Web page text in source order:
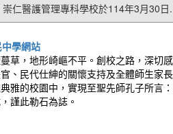
仁醫護管理專科學校於114年3月30日
草，地形崎嶇不平。創校之路，深切
、民代仕紳的關懷支持及全體師生家
雅的校園中，實現至聖先師孔子所言
謹此勒石為誌。